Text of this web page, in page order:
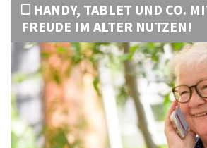
HANDY, TABLET UND CO.
FREUDE IM ALTER NUTZEN!